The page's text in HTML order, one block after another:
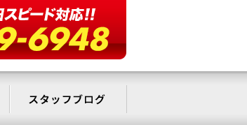
お問い合わせ・お見積もりスタッフブログ